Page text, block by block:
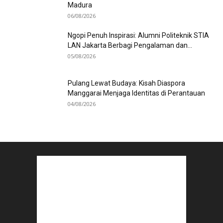
Madura
06/08/2026
Ngopi Penuh Inspirasi: Alumni Politeknik STIA
LAN Jakarta Berbagi Pengalaman dan...
05/08/2026
Pulang Lewat Budaya: Kisah Diaspora
Manggarai Menjaga Identitas di Perantauan
04/08/2026